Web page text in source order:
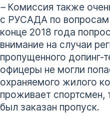
–Комиссия также
с РУСАДА по вопросам
конце 2018 года
внимание на случаи
пропущенного допинг-
офицеры не могли
охраняемого жилого
проживает спортсмен,
был заказан пропуск.